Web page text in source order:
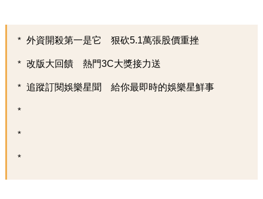
外資開殺第一是它 狠砍5.1萬張股價重挫
改版大回饋 熱門3C大獎接力送
追蹤訂閱娛樂星聞 給你最即時的娛樂星鮮事